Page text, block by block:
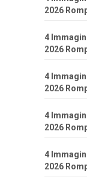
2026
4
2026
4
2026
4
2026
4
2026